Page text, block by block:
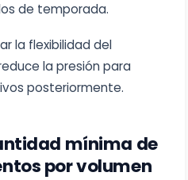
de temporada.
la flexibilidad del
la presión para
posteriormente.
mínima de
por volumen